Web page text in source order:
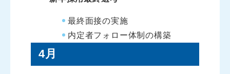
最終面接の実施
内定者フォロー体制の構築
4月